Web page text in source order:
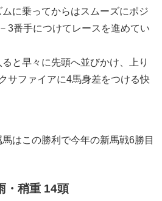
に乗ってからはスムーズにポジ
3番手につけてレースを進めてい
と早々に先頭へ並びかけ、上り
サファイアに4馬身差をつける快
はこの勝利で今年の新馬戦6勝目
・稍重 14頭